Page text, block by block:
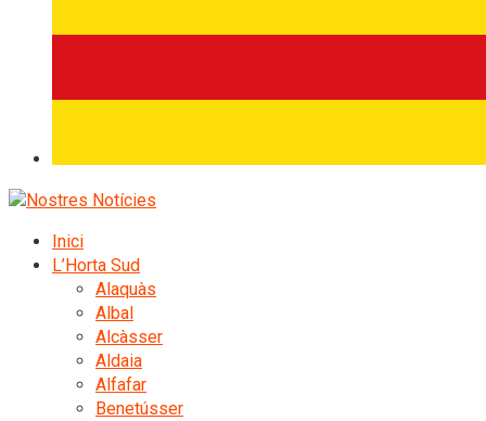
Inici
L’Horta Sud
Alaquàs
Albal
Alcàsser
Aldaia
Alfafar
Benetússer